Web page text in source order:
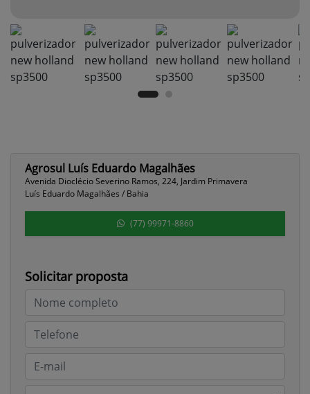
Agrosul Luís Eduardo Magalhães
Avenida Dioclécio Severino Ramos, 224, Jardim Primavera
Luís Eduardo Magalhães / Bahia
(77) 99971-8860
Solicitar proposta